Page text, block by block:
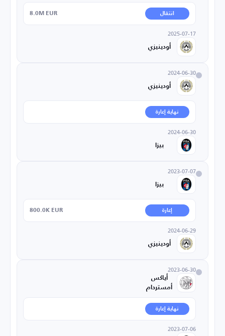
انتقال 8.0M EUR
2025-07-17
أودينيزي
2024-06-30
أودينيزي
نهاية إعارة
2024-06-30
بيزا
2023-07-07
بيزا
إعارة 800.0K EUR
2024-06-29
أودينيزي
2023-06-30
أياكس
أمستردام
نهاية إعارة
2023-07-06